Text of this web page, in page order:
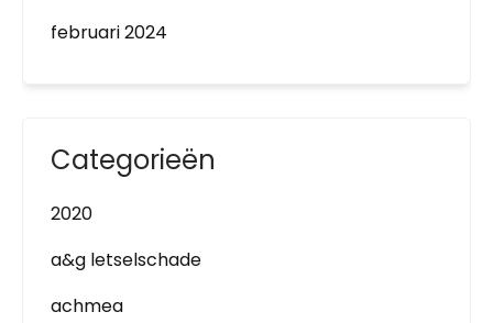
februari 2024
Categorieën
2020
a&g letselschade
achmea